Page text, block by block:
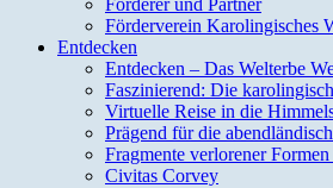
Förderer und Partner
Förderverein Karolingisches
Entdecken
Entdecken – Das Welterbe
Faszinierend: Die
Virtuelle Reise in die
Prägend für die
Fragmente verlorener
Civitas Corvey